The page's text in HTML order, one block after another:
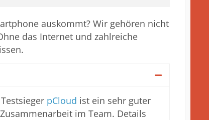
auskommt? Wir gehören nicht
das Internet und zahlreiche
pCloud ist ein sehr guter
im Team. Details